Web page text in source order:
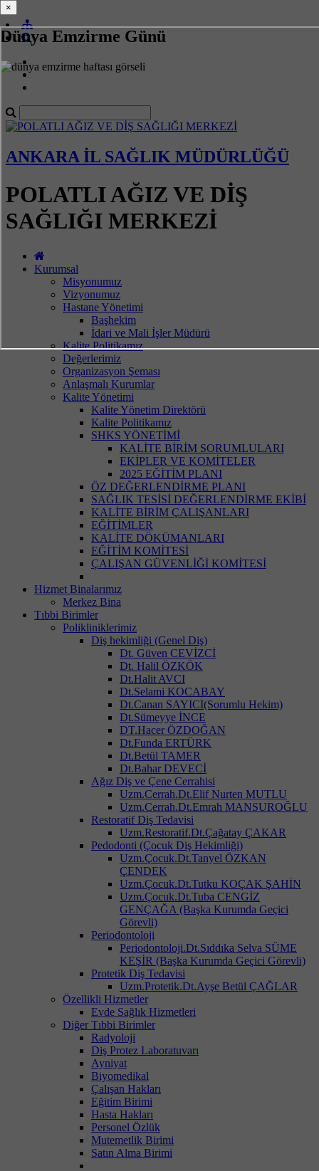
Dünya Emzirme Günü
ANKARA İL SAĞLIK MÜDÜRLÜĞÜ
POLATLI AĞIZ VE DİŞ
SAĞLIĞI MERKEZİ
Kurumsal
Misyonumuz
Vizyonumuz
Hastane Yönetimi
Başhekim
İdari ve Mali İşler Müdürü
Kalite Politikamız
Değerlerimiz
Organizasyon Şeması
Anlaşmalı Kurumlar
Kalite Yönetimi
Kalite Yönetim Direktörü
Kalite Politikamız
SHKS YÖNETİMİ
KALİTE BİRİM SORUMLULARI
EKİPLER VE KOMİTELER
2025 EĞİTİM PLANI
ÖZ DEĞERLENDİRME PLANI
SAĞLIK TESİSİ DEĞERLENDİRME EKİBİ
KALİTE BİRİM ÇALIŞANLARI
EĞİTİMLER
KALİTE DÖKÜMANLARI
EĞİTİM KOMİTESİ
ÇALIŞAN GÜVENLİĞİ KOMİTESİ
Hizmet Binalarımız
Merkez Bina
Tıbbi Birimler
Polikliniklerimiz
Diş hekimliği (Genel Diş)
Dt. Güven CEVİZCİ
Dt. Halil ÖZKÖK
Dt.Halit AVCI
Dt.Selami KOCABAY
Dt.Canan SAYICI(Sorumlu Hekim)
Dt.Sümeyye İNCE
DT.Hacer ÖZDOĞAN
Dt.Funda ERTÜRK
Dt.Betül TAMER
Dt.Bahar DEVECİ
Ağız Diş ve Çene Cerrahisi
Uzm.Cerrah.Dt.Elif Nurten MUTLU
Uzm.Cerrah.Dt.Emrah MANSUROĞLU
Restoratif Diş Tedavisi
Uzm.Restoratif.Dt.Çağatay ÇAKAR
Pedodonti (Çocuk Diş Hekimliği)
Uzm.Çocuk.Dt.Tanyel ÖZKAN
ÇENDEK
Uzm.Çocuk.Dt.Tutku KOÇAK ŞAHİN
Uzm.Çocuk.Dt.Tuba CENGİZ
GENÇAĞA (Başka Kurumda Geçici
Görevli)
Periodontoloji
Periodontoloji.Dt.Sıddıka Selva SÜME
KEŞİR (Başka Kurumda Geçici Görevli)
Protetik Diş Tedavisi
Uzm.Protetik.Dt.Ayşe Betül ÇAĞLAR
Özellikli Hizmetler
Evde Sağlık Hizmetleri
Diğer Tıbbi Birimler
Radyoloji
Diş Protez Laboratuvarı
Ayniyat
Biyomedikal
Çalışan Hakları
Eğitim Birimi
Hasta Hakları
Personel Özlük
Mutemetlik Birimi
Satın Alma Birimi
×